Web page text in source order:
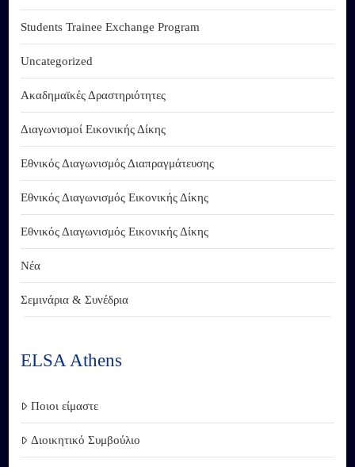
Students Trainee Exchange Program
Uncategorized
Ακαδημαϊκές Δραστηριότητες
Διαγωνισμοί Εικονικής Δίκης
Εθνικός Διαγωνισμός Διαπραγμάτευσης
Εθνικός Διαγωνισμός Εικονικής Δίκης
Εθνικός Διαγωνισμός Εικονικής Δίκης
Νέα
Σεμινάρια & Συνέδρια
ELSA Athens
Ποιοι είμαστε
Διοικητικό Συμβούλιο